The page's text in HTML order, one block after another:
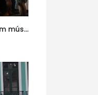
Flipelô começa em Salvador com música, poesia e grande participação